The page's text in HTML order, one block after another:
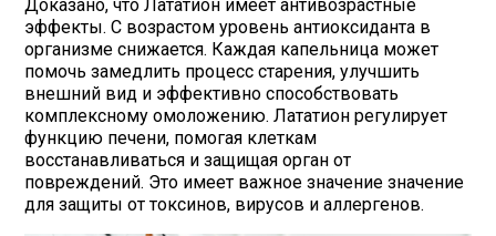
Доказано, что Лататион имеет антивозрастные
эффекты. С возрастом уровень антиоксиданта в
организме снижается. Каждая капельница может
помочь замедлить процесс старения, улучшить
внешний вид и эффективно способствовать
комплексному омоложению. Лататион регулирует
функцию печени, помогая клеткам
восстанавливаться и защищая орган от
повреждений. Это имеет важное значение значение
для защиты от токсинов, вирусов и аллергенов.